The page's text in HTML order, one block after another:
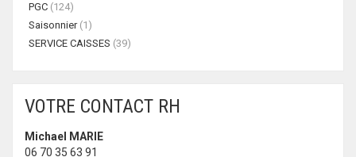
PGC (124)
Saisonnier (1)
SERVICE CAISSES (39)
VOTRE CONTACT RH
Michael MARIE
06 70 35 63 91